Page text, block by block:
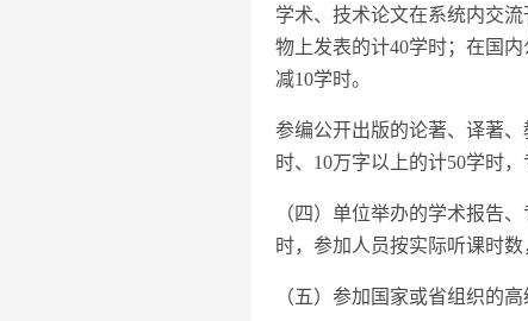
学术、技术论文在系统内交
物上发表的计40学时；在国
减10学时。
参编公开出版的论著、译著
时、10万字以上的计50学时，
（四）单位举办的学术报告
时，参加人员按实际听课时
（五）参加国家或省组织的